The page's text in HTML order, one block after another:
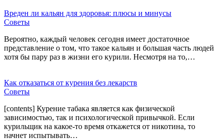
Вреден ли кальян для здоровья: плюсы и минусы
Советы
Вероятно, каждый человек сегодня имеет достаточное
представление о том, что такое кальян и большая часть людей
хотя бы пару раз в жизни его курили. Несмотря на то,…
Как отказаться от курения без лекарств
Советы
[contents] Курение табака является как физической
зависимостью, так и психологической привычкой. Если
курильщик на какое-то время откажется от никотина, то
начнет испытывать…